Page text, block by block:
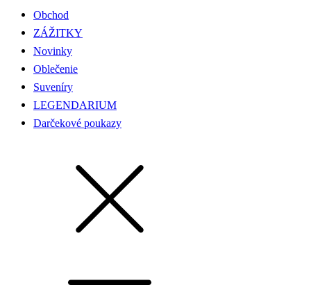
Obchod
ZÁŽITKY
Novinky
Oblečenie
Suveníry
LEGENDARIUM
Darčekové poukazy